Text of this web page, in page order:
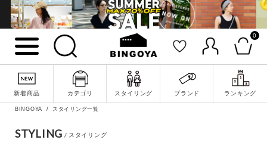
0
新着商品 カテゴリ スタイリング ブランド ランキング
詳細検索
BINGOYA スタイリング一覧
STYLING